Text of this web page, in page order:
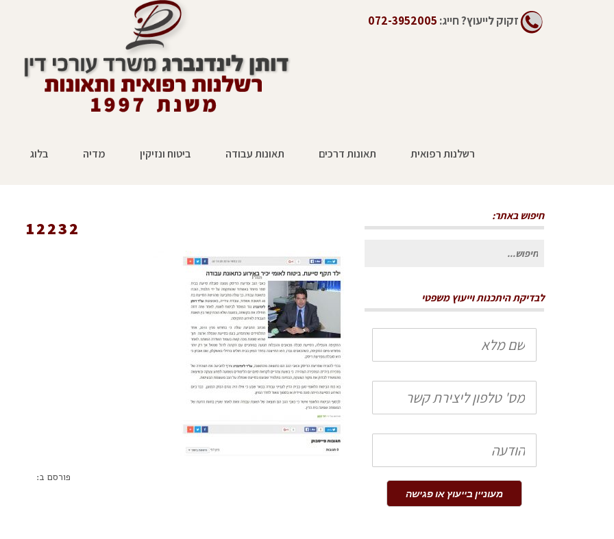
זקוק לייעוץ?חייג: 072-3952005
רשלנות רפואית תאונות דרכים תאונות עבודה ביטוח ונזיקין מדיה בלוג
12232
פורסם ב:
חיפוש באתר:
חיפוש
לבדיקת היתכנות וייעוץ משפטי
שם
מלא
טלפון
הודעה
מעוניין בייעוץ או פגישה